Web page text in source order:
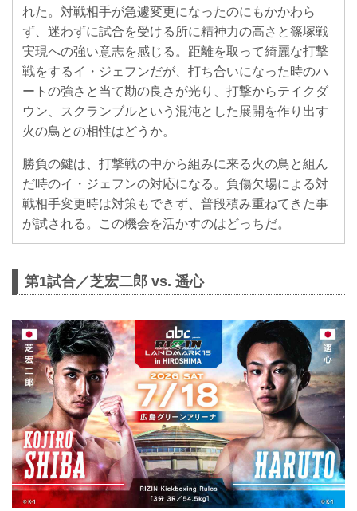
れた。対戦相手が急遽変更になったのにもかかわら
ず、迷わずに試合を受ける所に精神力の高さと篠塚戦
実現への強い意志を感じる。距離を取って綺麗な打撃
戦をするイ・ジェフンだが、打ち合いになった時のハ
ートの強さと当て勘の良さが光り、打撃からテイクダ
ウン、スクランブルという混沌とした展開を作り出す
火の鳥との相性はどうか。
勝負の鍵は、打撃戦の中から組みに来る火の鳥と組ん
だ時のイ・ジェフンの対応になる。負傷欠場による対
戦相手変更時は対策もできず、普段積み重ねてきた事
が試される。この機会を活かすのはどっちだ。
第1試合／芝宏二郎 vs. 遥心